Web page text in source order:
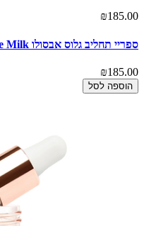
₪185.00
ספריי תחליב גלוס אבסולו Gloss Absolu Anti-Frizz Glaze Milk
₪185.00
הוספה לסל